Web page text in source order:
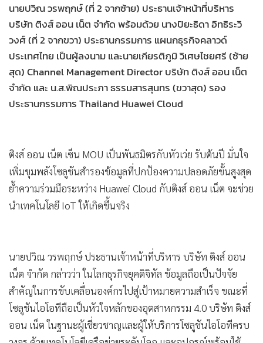
• การเมือง
• ท่องเที่ยว
• กีฬา
• ต่างประเทศ
•
Special Scoop
• อาชญากรรม
• Motoring
• เกม
• วิทยาศาสตร์
• อินโดจีน
• กองทุนรวม
• Celeb Online
Factcheck
ญี่ปุ่น
นายปวิณ วรพฤกษ์ (ที่ 2 จากซ้าย) ประธานเจ้าหน้าที่บริหาร
บริษัท ติงส์ ออน เน็ต จำกัด พร้อมด้วย นางปิยะธิดา อิทธิระวิ
วงศ์ (ที่ 2 จากขวา) ประธานกรรมการ แผนกธุรกิจคลาวด์
ประเทศไทย เป็นผู้ลงนาม และนายเกียรติภูมิ วิเศษไชยศรี (ซ้าย
สุด) Channel Management Director บริษัท ติงส์ ออน เน็ต
จำกัด และ น.ส.พิณประภา ธรรมสารสุนทร (ขวาสุด) รอง
ประธานกรรมการ Thailand Huawei Cloud
ติงส์ ออน เน็ต เซ็น MOU เป็นพันธมิตรกับหัวเว่ย รับต้นปี มั่นใจ
เพิ่มขุมพลังโซลูชันสำรองข้อมูลที่ปกป้องความปลอดภัยขั้นสูงสุด
ย้ำความร่วมมือระหว่าง Huawei Cloud กับติงส์ ออน เน็ต จะช่วย
นำเทคโนโลยี IoT ให้เกิดขี้นจริง